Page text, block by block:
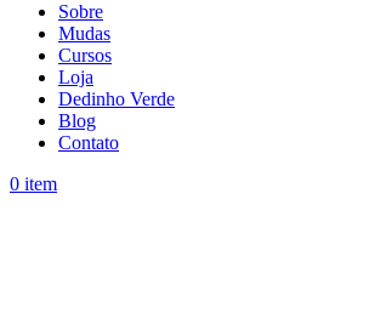
Sobre
Mudas
Cursos
Loja
Dedinho Verde
Blog
Contato
0 item